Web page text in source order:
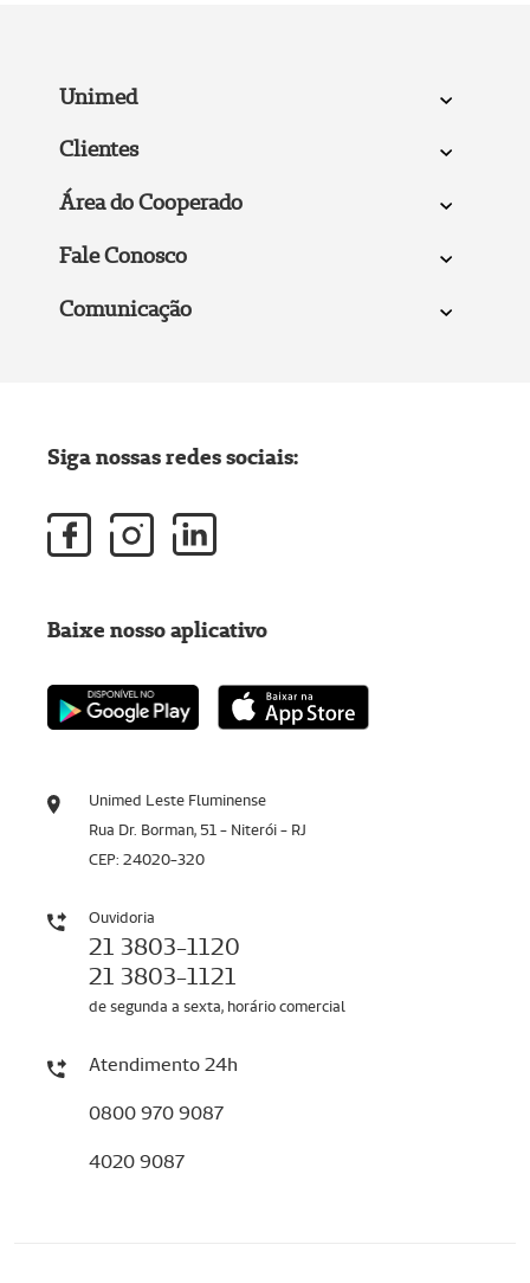
Unimed
Clientes
Área do Cooperado
Fale Conosco
Comunicação
Unimed Leste Fluminense
Rua Dr. Borman, 51 - Niterói - RJ
CEP: 24020-320
Ouvidoria
21 3803-1120
21 3803-1121
de segunda a sexta, horário comercial
Atendimento 24h
0800 970 9087
4020 9087
Siga nossas redes sociais:
Baixe nosso aplicativo